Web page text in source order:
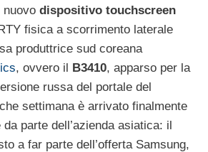
nuovo dispositivo touchscreen
fisica a scorrimento laterale
produttrice sud coreana
, ovvero il B3410, apparso per la
russa del portale del
settimana è arrivato finalmente
da parte dell’azienda asiatica: il
a far parte dell’offerta Samsung,